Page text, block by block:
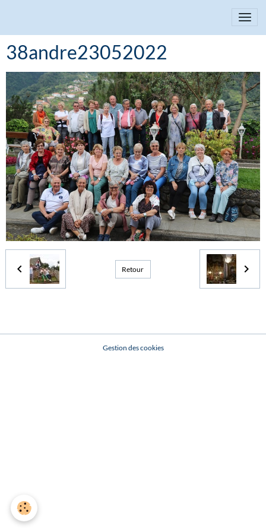
38andre23052022
Retour
Gestion des cookies